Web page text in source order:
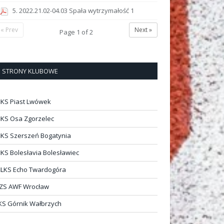
5. 2022.21.02-04.03 Spała wytrzymałość 1
Next »
Page 1 of2
« Prev
STRONY KLUBOWE
Piast Lwówek
Osa Zgorzelec
Szerszeń Bogatynia
Bolesłavia Bolesławiec
Echo Twardogóra
AWF Wrocław
Górnik Wałbrzych